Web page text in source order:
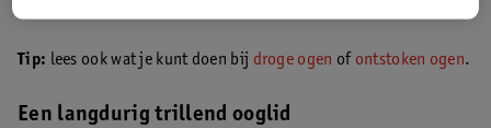
Tip: lees ook wat je kunt doen bij droge ogen of ontstoken ogen.
Een langdurig trillend ooglid